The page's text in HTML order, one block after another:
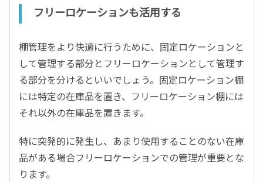
フリーロケーションも活用する
棚管理をより快適に行うために、固定ロケーションと
して管理する部分とフリーロケーションとして管理す
る部分を分けるといいでしょう。固定ロケーション棚
には特定の在庫品を置き、フリーロケーション棚には
それ以外の在庫品を置きます。
特に突発的に発生し、あまり使用することのない在庫
品がある場合フリーロケーションでの管理が重要とな
ります。